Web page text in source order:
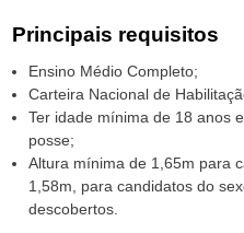
Principais requisitos
Ensino Médio Completo;
Carteira Nacional de
Ter idade mínima de 18 anos
posse;
Altura mínima de 1,65m para
1,58m, para candidatos do
descobertos.